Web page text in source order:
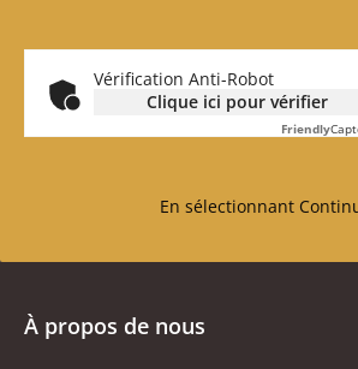
Vérification Anti-Robot
Clique ici pour vérifier
Friendly
En sélectionnant
À propos de nous